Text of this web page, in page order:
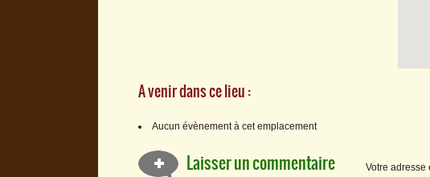
A venir dans ce lieu :
Aucun évènement à cet emplacement
Laisser un commentaire Votre adresse